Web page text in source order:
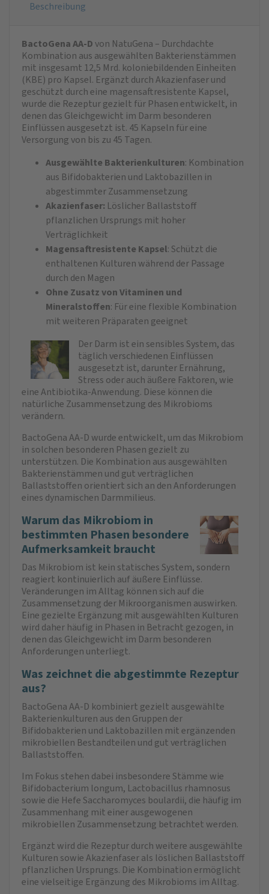
Beschreibung
BactoGena AA-Dvon NatuGena – Durchdachte
Kombination aus ausgewählten Bakterienstämmen
mit insgesamt 12,5 Mrd. koloniebildenden Einheiten
(KBE) pro Kapsel. Ergänzt durch Akazienfaser und
geschützt durch eine magensaftresistente Kapsel,
wurde die Rezeptur gezielt für Phasen entwickelt, in
denen das Gleichgewicht im Darm besonderen
Einflüssen ausgesetzt ist. 45 Kapseln für eine
Versorgung von bis zu 45 Tagen.
Ausgewählte Bakterienkulturen: Kombination
aus Bifidobakterien und Laktobazillen in
abgestimmter Zusammensetzung
Akazienfaser: Löslicher Ballaststoff
pflanzlichen Ursprungs mit hoher
Verträglichkeit
Magensaftresistente Kapsel: Schützt die
enthaltenen Kulturen während der Passage
durch den Magen
Ohne Zusatz von Vitaminen und
Mineralstoffen: Für eine flexible Kombination
mit weiteren Präparaten geeignet
Der Darm ist ein sensibles System, das
täglich verschiedenen Einflüssen
ausgesetzt ist, darunter Ernährung,
Stress oder auch äußere Faktoren, wie
eine Antibiotika-Anwendung. Diese können die
natürliche Zusammensetzung des Mikrobioms
verändern.
BactoGena AA-D wurde entwickelt, um das Mikrobiom
in solchen besonderen Phasen gezielt zu
unterstützen. Die Kombination aus ausgewählten
Bakterienstämmen und gut verträglichen
Ballaststoffen orientiert sich an den Anforderungen
eines dynamischen Darmmilieus.
Warum das Mikrobiom in
bestimmten Phasen besondere
Aufmerksamkeit braucht
Das Mikrobiom ist kein statisches System, sondern
reagiert kontinuierlich auf äußere Einflüsse.
Veränderungen im Alltag können sich auf die
Zusammensetzung der Mikroorganismen auswirken.
Eine gezielte Ergänzung mit ausgewählten Kulturen
wird daher häufig in Phasen in Betracht gezogen, in
denen das Gleichgewicht im Darm besonderen
Anforderungen unterliegt.
Was zeichnet die abgestimmte Rezeptur
aus?
BactoGena AA-D kombiniert gezielt ausgewählte
Bakterienkulturen aus den Gruppen der
Bifidobakterien und Laktobazillen mit ergänzenden
mikrobiellen Bestandteilen und gut verträglichen
Ballaststoffen.
Im Fokus stehen dabei insbesondere Stämme wie
Bifidobacterium longum, Lactobacillus rhamnosus
sowie die Hefe Saccharomyces boulardii, die häufig im
Zusammenhang mit einer ausgewogenen
mikrobiellen Zusammensetzung betrachtet werden.
Ergänzt wird die Rezeptur durch weitere ausgewählte
Kulturen sowie Akazienfaser als löslichen Ballaststoff
pflanzlichen Ursprungs. Die Kombination ermöglicht
eine vielseitige Ergänzung des Mikrobioms im Alltag.